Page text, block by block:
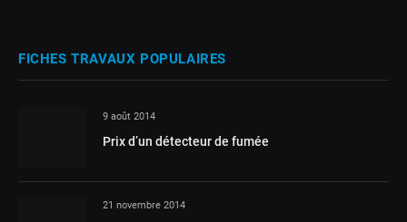
FICHES TRAVAUX POPULAIRES
9 août 2014
Prix d’un détecteur de fumée
21 novembre 2014